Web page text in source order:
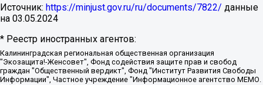
Источник: https://minjust.gov.ru/ru/documents/7822/ данные
на 03.05.2024
* Реестр иностранных агентов:
Калининградская региональная общественная организация "Экозащита!-Женсовет", Фонд содействия защите прав и свобод граждан "Общественный вердикт", Фонд "Институт Развития Свободы Информации", Частное учреждение "Информационное агентство МЕМО. РУ", Региональная общественная организация "Общественная комиссия по сохранению наследия академика Сахарова", Фонд поддержки свободы прессы, Санкт-Петербургская общественная правозащитная организация "Гражданский контроль", Межрегиональная общественная организация "Информационно-просветительский центр "Мемориал", Региональный Фонд "Центр Защиты Прав Средств Массовой Информации", с 05.12.2023 Фонд "Центр Защиты Прав Средств массовой информации", Региональная общественная благотворительная организация помощи беженцам и мигрантам "Гражданское содействие", Негосударственное образовательное учреждение дополнительного профессионального образования (повышение квалификации) специалистов "АКАДЕМИЯ ПО ПРАВАМ ЧЕЛОВЕКА", Свердловская региональная общественная организация "Сутяжник", Автономная некоммерческая организация "Центр независимых социологических исследований", Союз общественных объединений "Российский исследовательский центр по правам человека", Региональное общественное учреждение научно-информационный центр "МЕМОРИАЛ", Некоммерческая организация "Фонд защиты гласности", Автономная некоммерческая организация "Институт прав человека", Городская общественная организация "Екатеринбургское общество "МЕМОРИАЛ", Городская общественная организация "Рязанское историко-просветительское и правозащитное общество "Мемориал" (Рязанский Мемориал), Челябинский региональный орган общественной самодеятельности – женское общественное объединение "Женщины Евразии", Челябинский региональный орган общественной самодеятельности "Уральская правозащитная группа", Фонд содействия защите здоровья и социальной справедливости имени Андрея Рылькова, Автономная Некоммерческая Организация "Аналитический Центр Юрия Левады", Автономная некоммерческая организация социальной поддержки населения "Проект Апрель", Региональная общественная организация помощи женщинам и детям, находящимся в кризисной ситуации "Информационно-методический центр "Анна", Фонд содействия развитию массовых коммуникаций и правовому просвещению "Так-так-Так", Фонд содействия устойчивому развитию "Серебряная тайга", Свердловский региональный общественный фонд социальных проектов "Новое время", "Idel.Реалии", Кавказ.Реалии, Крым.Реалии, Телеканал Настоящее Время, Татаро-башкирская служба Радио Свобода (Azatliq Radiosi), Радио Свободная Европа/Радио Свобода (PCE/PC), "Сибирь.Реалии", "Фактограф", Благотворительный фонд помощи осужденным и их семьям, Автономная некоммерческая организация "Институт глобализации и социальных движений", Фонд "В защиту прав заключенных", Частное учреждение "Центр поддержки и содействия развитию средств массовой информации", Пензенский региональный общественный благотворительный фонд "Гражданский союз", "Север.Реалии", Некоммерческая организация Фонд "Правовая инициатива", Общество с ограниченной ответственностью "Радио Свободная Европа/Радио Свобода", Чешское информационное агентство "MEDIUM-ORIENT", Красноярская региональная общественная организация "Мы против СПИДа", Камалягин Денис Николаевич, Маркелов Сергей Евгеньевич, Пономарев Лев Александрович, Савицкая Людмила Алексеевна, Автономная некоммерческая организация "Центр по работе с проблемой насилия "НАСИЛИЮ.НЕТ", Межрегиональный профессиональный союз работников здравоохранения "Альянс врачей", Юридическое лицо, зарегистрированное в Латвийской Республике, SIA "Medusa Project" (регистрационный номер 40103797863, дата регистрации 10.06.2014), Некоммерческая организация "Фонд по борьбе с коррупцией", Автономная некоммерческая организация "Институт права и публичной политики", Баданин Роман Сергеевич, Гликин Максим Александрович, Железнова Мария Михайловна, Лукьянова Юлия Сергеевна, Маетная Елизавета Витальевна, Маняхин Петр Борисович, Чуракова Ольга Владимировна, Ярош Юлия Петровна, Юридическое лицо "The Insider SIA", зарегистрированное в Риге, Латвийская Республика (дата регистрации 26.06.2015), являющееся администратором доменного имени интернет-издания "The Insider SIA", https://theins.ru, Постернак Алексей Евгеньевич, Рубин Михаил Аркадьевич, Анин Роман Александрович, Юридическое лицо Istories fonds, зарегистрированное в Латвийской Республике (регистрационный номер 50008295751, дата регистрации 24.02.2020), Великовский Дмитрий Александрович, Долинина Ирина Николаевна, Мароховская Алеся Алексеевна, Шлейнов Роман Юрьевич, Шмагун Олеся Валентиновна, Общество с ограниченной ответственностью "Альтаир 2021", Общество с ограниченной ответственностью "Вега 2021", Общество с ограниченной ответственностью "Главный редактор 2021", Общество с ограниченной ответственностью "Ромашки монолит", Важенков Артем Валерьевич, Ивановская областная общественная организация "Центр гендерных исследований", Гурман Юрий Альбертович, Медиапроект "ОВД-Инфо", Егоров Владимир Владимирович, Жилинский Владимир Александрович, Общество с ограниченной ответственностью "ЗП", Иванова София Юрьевна, Карезина Инна Павловна, Кильтау Екатерина Викторовна, Петров Алексей Викторович, Пискунов Сергей Евгеньевич, Смирнов Сергей Сергеевич, Тихонов Михаил Сергеевич, Общество с ограниченной ответственностью "ЖУРНАЛИСТ-ИНОСТРАННЫЙ АГЕНТ", Арапова Галина Юрьевна, Вольтская Татьяна Анатольевна, Американская компания "Mason G.E.S. Anonymous Foundation" (США), являющаяся владельцем интернет-издания https://mnews.world/, Компания "Stichting Bellingcat", зарегистрированная в Нидерландах (дата регистрации 11.07.2018), Захаров Андрей Вячеславович, Клепиковская Екатерина Дмитриевна, Общество с ограниченной ответственностью "МЕМО", Перл Роман Александрович, Симонов Евгений Алексеевич, Соловьева Елена Анатольевна, Сотников Даниил Владимирович, Сурначева Елизавета Дмитриевна, Автономная некоммерческая организация по защите прав человека и информированию населения "Якутия – Наше Мнение", Общество с ограниченной ответственностью "Москоу диджитал медиа", с 26.01.2023 Общество с ограниченной ответственностью "Чайка Белые сады", Ветошкина Валерия Валерьевна, Заговора Максим Александрович, Межрегиональное общественное движение "Российская ЛГБТ - сеть", Оленичев Максим Владимирович, Павлов Иван Юрьевич, Скворцова Елена Сергеевна, Общество с ограниченной ответственностью "Как бы инагент", Кочетков Игорь Викторович, Общество с ограниченной ответственностью "Честные выборы", Еланчик Олег Александрович, Общество с ограниченной ответственностью "Нобелевский призыв", Гималова Регина Эмилевна, Григорьев Андрей Валерьевич, Григорьева Алина Александровна, Ассоциация по содействию защите прав призывников, альтернативнослужащих и военнослужащих "Правозащитная группа "Гражданин.Армия.Право", Хисамова Регина Фаритовна, Автономная некоммерческая организация по реализации социально-правовых программ "Лилит", Дальневосточное общественное движение "Маяк", Санкт-Петербургская ЛГБТ-инициативная группа "Выход", Инициативная группа ЛГБТ+ "Реверс", Алексеев Андрей Викторович, Бекбулатова Таисия Львовна, Беляев Иван Михайлович, Владыкина Елена Сергеевна, Гельман Марат Александрович, Никульшина Вероника Юрьевна, Толоконникова Надежда Андреевна, Шендерович Виктор Анатольевич, Общество с ограниченной ответственностью "Данное сообщение", Общество с ограниченной ответственностью Издательский дом "Новая глава", Айнбиндер Александра Александровна, Московский комьюнити-центр для ЛГБТ+инициатив, Благотворительный фонд развития филантропии, Deutsche Welle (Германия, Kurt-Schumacher-Strasse 3, 53113 Bonn), Борзунова Мария Михайловна, Воробьев Виктор Викторович, Голубева Анна Львовна, Константинова Алла Михайловна, Малкова Ирина Владимировна, Мурадов Мурад Абдулгалимович, Осетинская Елизавета Николаевна, Понасенков Евгений Николаевич, Ганапольский Матвей Юрьевич, Киселев Евгений Алексеевич, Борухович Ирина Григорьевна, Дремин Иван Тимофеевич, Дубровский Дмитрий Викторович, Красноярская региональная общественная организация поддержки и развития альтернативных образовательных технологий и межкультурных коммуникаций "ИНТЕРРА", Маяковская Екатерина Алексеевна, Фейгин Марк Захарович, Филимонов Андрей Викторович, Дзугкоева Регина Николаевна, Доброхотов Роман Александрович, Дудь Юрий Александрович, Елкин Сергей Владимирович, Кругликов Кирилл Игоревич, Сабунаева Мария Леонидовна, Семенов Алексей Владимирович, Шаинян Карен Багратович, Шульман Екатерина Михайловна, Асафьев Артур Валерьевич, Вахштайн Виктор Семенович, Венедиктов Алексей Алексеевич, Лушникова Екатерина Евгеньевна, Волков Леонид Михайлович, Невзоров Александр Глебович, Пархоменко Сергей Борисович, Сироткин Ярослав Николаевич, Кара-Мурза Владимир Владимирович, Баранова Наталья Владимировна, Гозман Леонид Яковлевич, Кагарлицкий Борис Юльевич, Климарев Михаил Валерьевич, Милов Владимир Станиславович, Автономная некоммерческая организация Краснодарский центр современного искусства "Типография", Моргенштерн Алишер Тагирович, Соболь Любовь Эдуардовна, Общество с ограниченной ответственностью "ЛИЗА НОРМ", Каспаров Гарри Кимович, Ходорковский Михаил Борисович, Общество с ограниченной ответственностью "Апрельские тезисы", Данилович Ирина Брониславовна, Кашин Олег Владимирович, Петров Николай Владимирович, Пивоваров Алексей Владимирович, Соколов Михаил Владимирович, Цветкова Юлия Владимировна, Чичваркин Евгений Александрович, Комитет против пыток/Команда против пыток, Общество с ограниченной ответственностью "Первый научный", Общество с ограниченной ответственностью "Вертолет и ко", Белоцерковская Вероника Борисовна, Кац Максим Евгеньевич, Лазарева Татьяна Юрьевна, Шаведдинов Руслан Табризович, Яшин Илья Валерьевич, Общество с ограниченной ответственностью "Иноагент ААВ", Алешковский Дмитрий Петрович, Альбац Евгения Марковна, Быков Дмитрий Львович, Галямина Юлия Евгеньевна, Лойко Сергей Леонидович, Мартынов Кирилл Константинович, Медведев Сергей Александрович, Крашенинников Федор Геннадиевич, Гордеева Катерина Вл